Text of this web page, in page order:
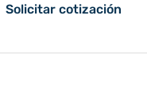
Solicitar cotización